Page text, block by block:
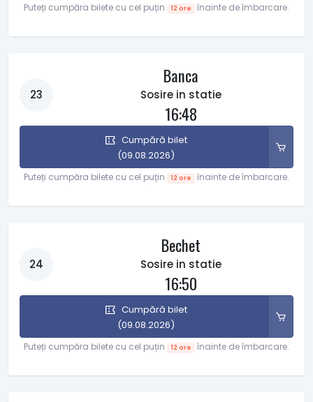
Puteți cumpăra bilete cu cel puțin 12 ore înainte de îmbarcare.
23
Banca
Sosire in statie
16:48
Cumpără bilet
(09.08.2026)
Puteți cumpăra bilete cu cel puțin 12 ore înainte de îmbarcare.
24
Bechet
Sosire in statie
16:50
Cumpără bilet
(09.08.2026)
Puteți cumpăra bilete cu cel puțin 12 ore înainte de îmbarcare.